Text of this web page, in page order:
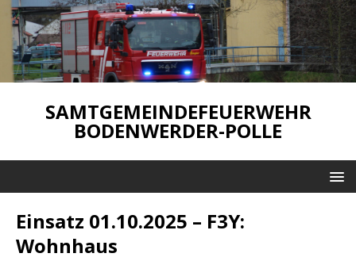
SAMTGEMEINDEFEUERWEHR
BODENWERDER-POLLE
Einsatz 01.10.2025 – F3Y:
Wohnhaus